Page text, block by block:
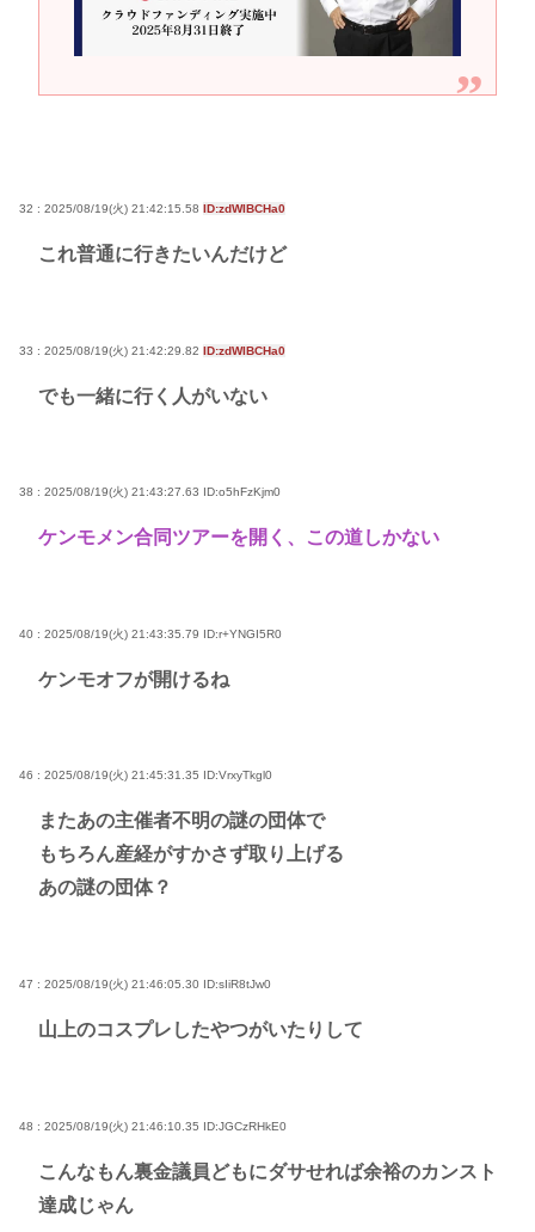
32 : 2025/08/19(火) 21:42:15.58 ID:zdWIBCHa0
これ普通に行きたいんだけど
33 : 2025/08/19(火) 21:42:29.82 ID:zdWIBCHa0
でも一緒に行く人がいない
38 : 2025/08/19(火) 21:43:27.63 ID:o5hFzKjm0
ケンモメン合同ツアーを開く、この道しかない
40 : 2025/08/19(火) 21:43:35.79 ID:r+YNGI5R0
ケンモオフが開けるね
46 : 2025/08/19(火) 21:45:31.35 ID:VrxyTkgl0
またあの主催者不明の謎の団体で
もちろん産経がすかさず取り上げる
あの謎の団体？
47 : 2025/08/19(火) 21:46:05.30 ID:sIiR8tJw0
山上のコスプレしたやつがいたりして
48 : 2025/08/19(火) 21:46:10.35 ID:JGCzRHkE0
こんなもん裏金議員どもにダサせれば余裕のカンスト
達成じゃん